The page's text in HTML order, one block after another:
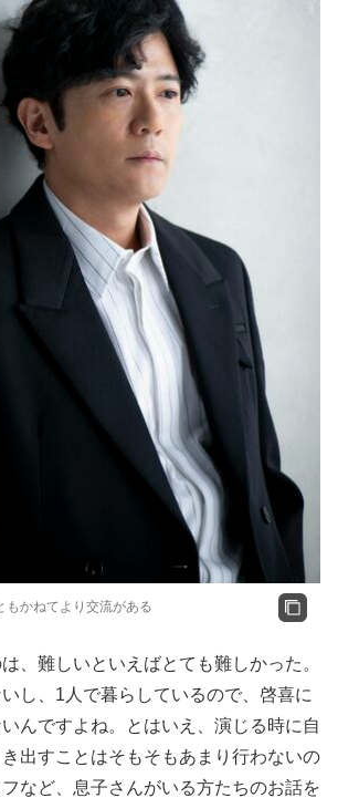
もかねてより交流がある
、難しいといえばとても難しかった。
し、1人で暮らしているので、啓喜に
んですよね。とはいえ、演じる時に自
出すことはそもそもあまり行わないの
など、息子さんがいる方たちのお話を